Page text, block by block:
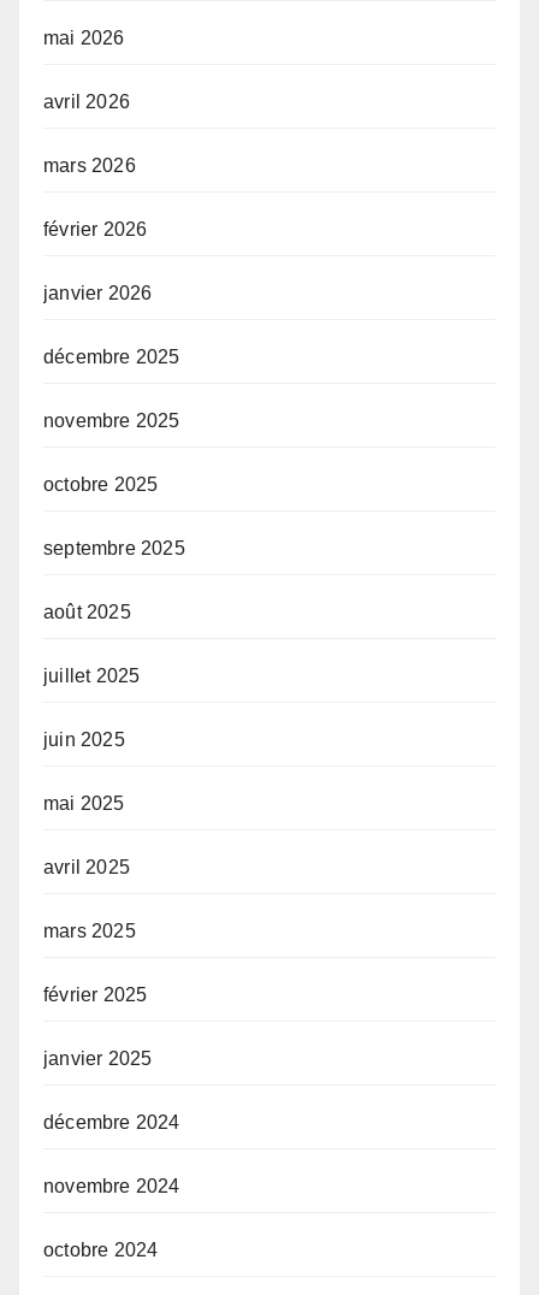
mai 2026
avril 2026
mars 2026
février 2026
janvier 2026
décembre 2025
novembre 2025
octobre 2025
septembre 2025
août 2025
juillet 2025
juin 2025
mai 2025
avril 2025
mars 2025
février 2025
janvier 2025
décembre 2024
novembre 2024
octobre 2024